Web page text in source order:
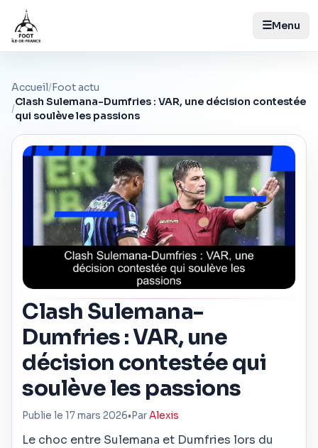
☰Menu
Accueil/Foot actu
/
Clash Sulemana-Dumfries : VAR, une décision contestée
qui soulève les passions
Clash Sulemana-
Dumfries : VAR, une
décision contestée qui
soulève les passions
Publie le 17 mars 2026• ParAlexis
Le choc entre Sulemana et Dumfries lors du